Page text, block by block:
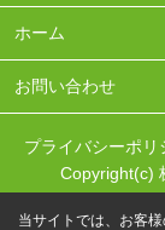
ホーム
お問い合わせ
プライバシーポリ
Copyright(c)
当サイトでは、お客